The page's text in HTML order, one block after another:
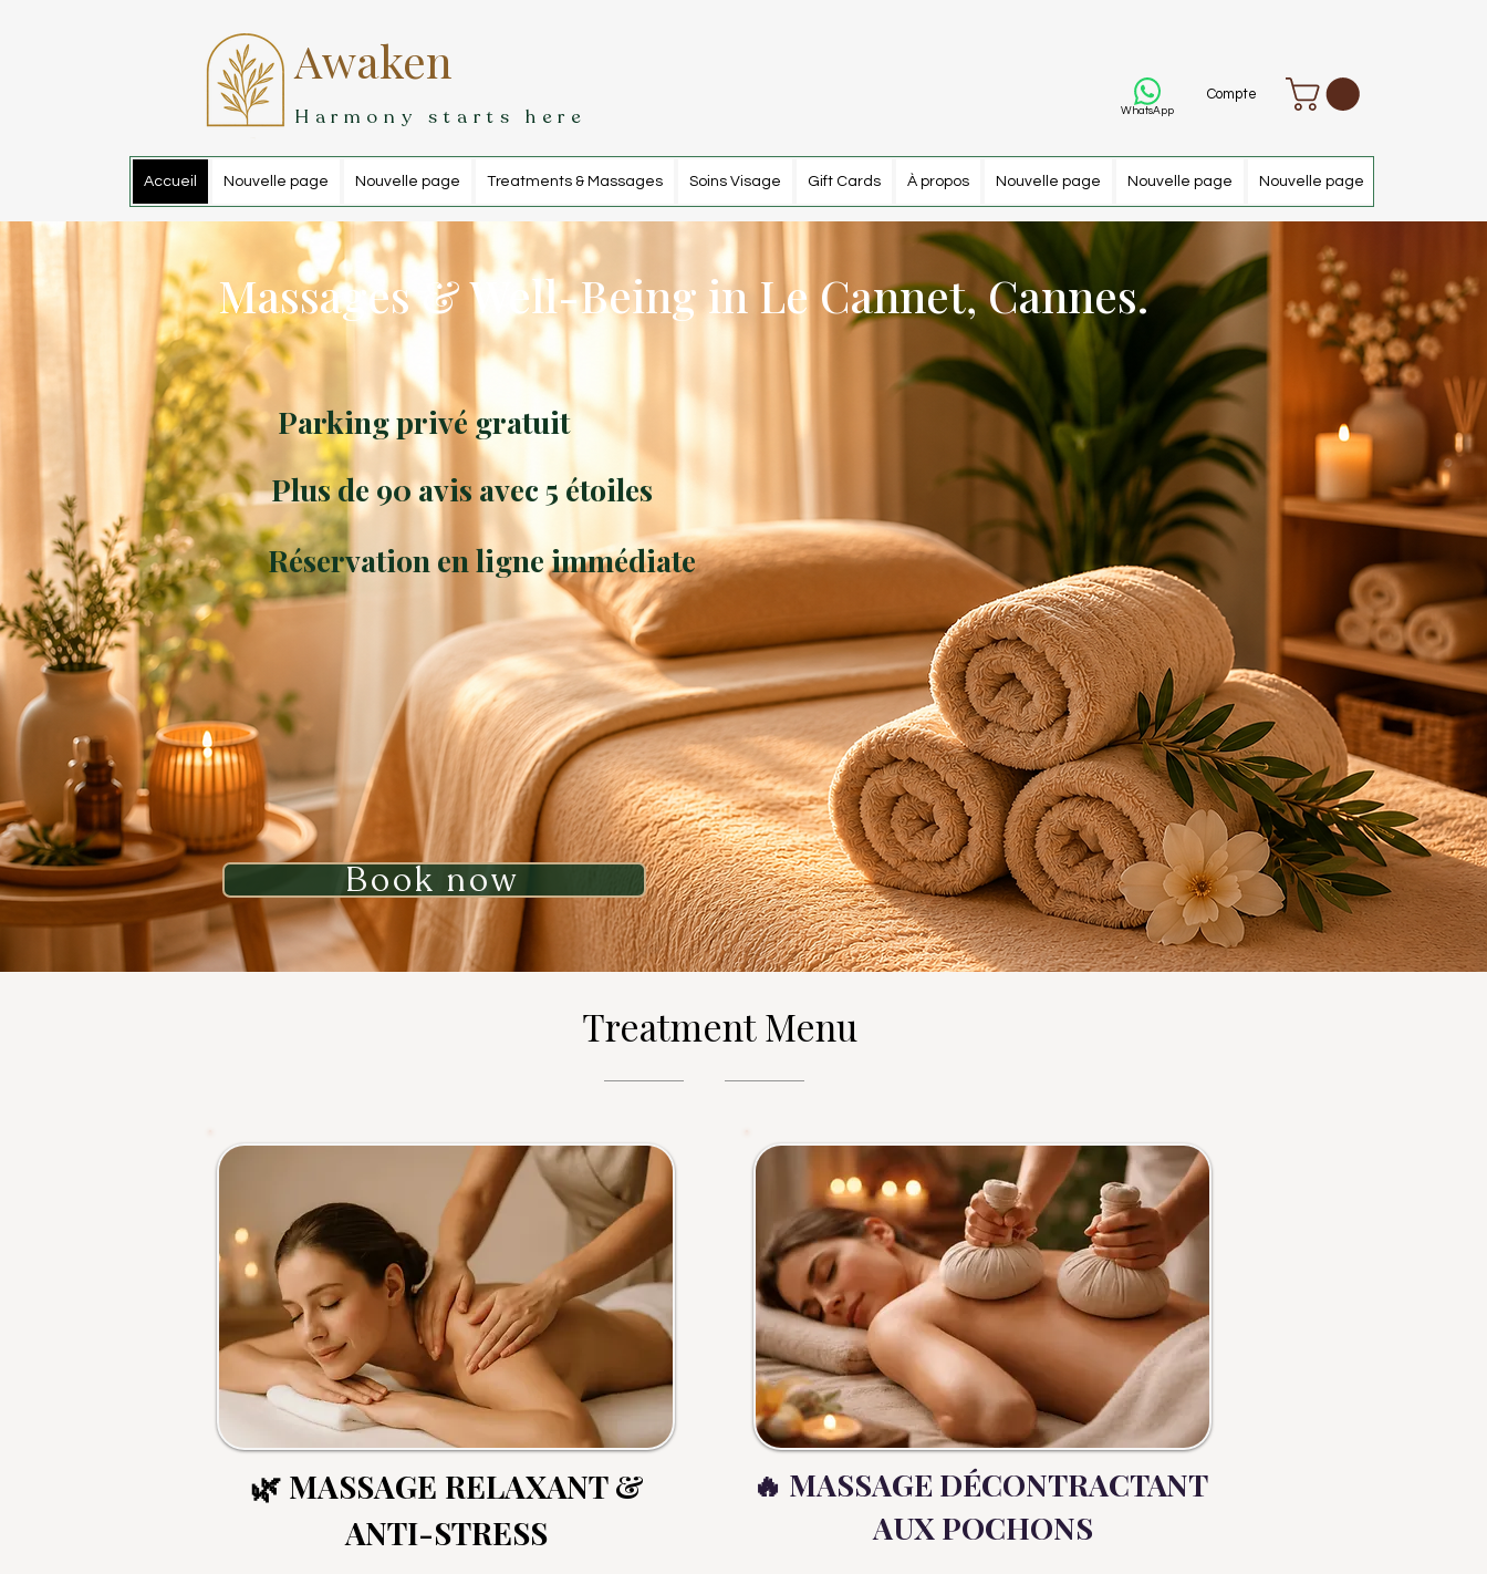
Compte
Awaken
Harmony starts here
Accueil Nouvelle page Nouvelle page Treatments & Massages Soins Visage Gift Cards À propos Nouvelle page Nouvelle page Nouvelle page
WhatsApp
Massages & Well-Being in Le Cannet, Cannes.
Parking privé gratuit
Plus de 90 avis avec 5 étoiles
Réservation en ligne immédiate
Book now
Treatment Menu
🌿 MASSAGE RELAXANT &
ANTI-STRESS
🔥 MASSAGE DÉCONTRACTANT
AUX POCHONS